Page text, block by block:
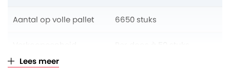
Aantal op volle pallet 6650 stuks
Lees meer